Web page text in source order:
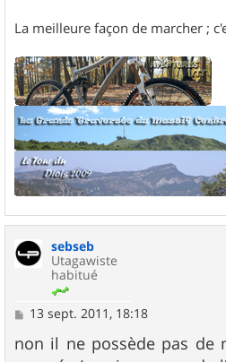
La meilleure façon de marcher ;
sebseb
Utagawiste
habitué
M
s
s
13 sept. 2011, 18:18
non il ne possède pas de